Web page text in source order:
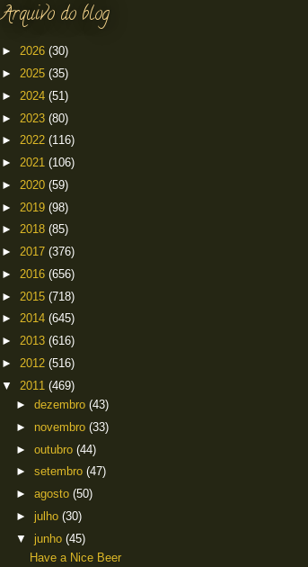
Arquivo do blog
► 2026 (30)
► 2025 (35)
► 2024 (51)
► 2023 (80)
► 2022 (116)
► 2021 (106)
► 2020 (59)
► 2019 (98)
► 2018 (85)
► 2017 (376)
► 2016 (656)
► 2015 (718)
► 2014 (645)
► 2013 (616)
► 2012 (516)
▼ 2011 (469)
► dezembro (43)
► novembro (33)
► outubro (44)
► setembro (47)
► agosto (50)
► julho (30)
▼ junho (45)
Have a Nice Beer